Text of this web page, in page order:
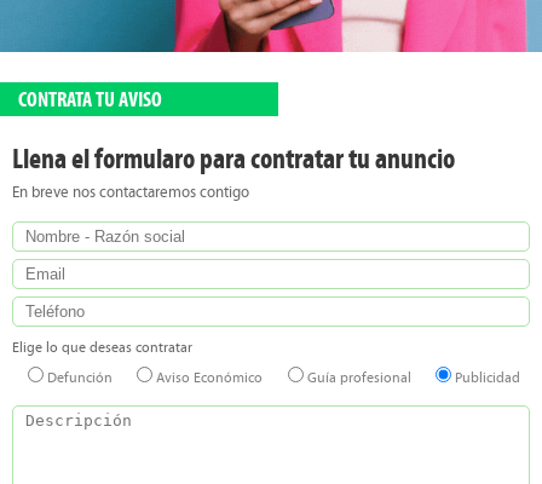
CONTRATA TU AVISO
Llena el formularo para contratar tu anuncio
En breve nos contactaremos contigo
Elige lo que deseas contratar
Defunción
Aviso Económico Guía profesional Publicidad